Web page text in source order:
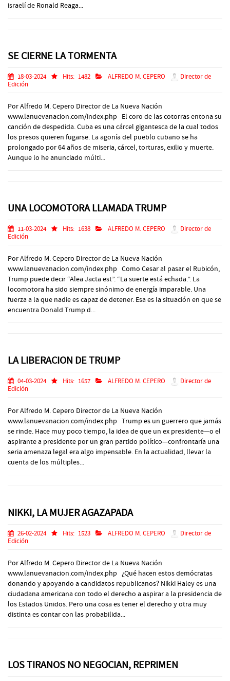
israelí de Ronald Reaga...
SE CIERNE LA TORMENTA
18-03-2024 Hits: 1482 ALFREDO M. CEPERO
Director de
Edición
Por Alfredo M. Cepero Director de La Nueva Nación
www.lanuevanacion.com/index.php El coro de las cotorras entona su
canción de despedida. Cuba es una cárcel gigantesca de la cual todos
los presos quieren fugarse. La agonía del pueblo cubano se ha
prolongado por 64 años de miseria, cárcel, torturas, exilio y muerte.
Aunque lo he anunciado múlti...
UNA LOCOMOTORA LLAMADA TRUMP
11-03-2024 Hits: 1638 ALFREDO M. CEPERO
Director de
Edición
Por Alfredo M. Cepero Director de La Nueva Nación
www.lanuevanacion.com/index.php Como Cesar al pasar el Rubicón,
Trump puede decir “Alea Jacta est”. “La suerte está echada.”. La
locomotora ha sido siempre sinónimo de energía imparable. Una
fuerza a la que nadie es capaz de detener. Esa es la situación en que se
encuentra Donald Trump d...
LA LIBERACION DE TRUMP
04-03-2024 Hits: 1657 ALFREDO M. CEPERO
Director de
Edición
Por Alfredo M. Cepero Director de La Nueva Nación
www.lanuevanacion.com/index.php Trump es un guerrero que jamás
se rinde. Hace muy poco tiempo, la idea de que un ex presidente—o el
aspirante a presidente por un gran partido político—confrontaría una
seria amenaza legal era algo impensable. En la actualidad, llevar la
cuenta de los múltiples...
NIKKI, LA MUJER AGAZAPADA
26-02-2024 Hits: 1523 ALFREDO M. CEPERO
Director de
Edición
Por Alfredo M. Cepero Director de La Nueva Nación
www.lanuevanacion.com/index.php ¿Qué hacen estos demócratas
donando y apoyando a candidatos republicanos? Nikki Haley es una
ciudadana americana con todo el derecho a aspirar a la presidencia de
los Estados Unidos. Pero una cosa es tener el derecho y otra muy
distinta es contar con las probabilida...
LOS TIRANOS NO NEGOCIAN, REPRIMEN